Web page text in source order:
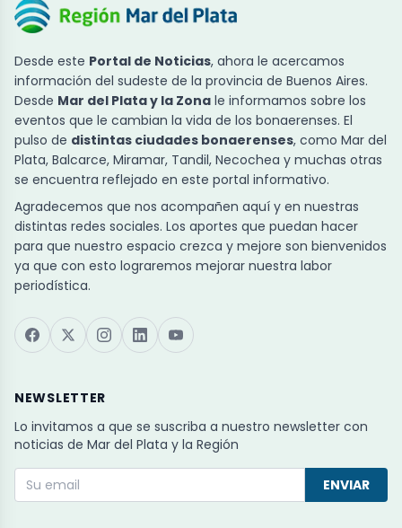
Desde este Portal de Noticias, ahora le acercamos
información del sudeste de la provincia de Buenos Aires.
Desde Mar del Plata y la Zona le informamos sobre los
eventos que le cambian la vida de los bonaerenses. El
pulso de distintas ciudades bonaerenses, como Mar del
Plata, Balcarce, Miramar, Tandil, Necochea y muchas otras
se encuentra reflejado en este portal informativo.
Agradecemos que nos acompañen aquí y en nuestras
distintas redes sociales. Los aportes que puedan hacer
para que nuestro espacio crezca y mejore son bienvenidos
ya que con esto lograremos mejorar nuestra labor
periodística.
NEWSLETTER
Lo invitamos a que se suscriba a nuestro newsletter con
noticias de Mar del Plata y la Región
ENVIAR